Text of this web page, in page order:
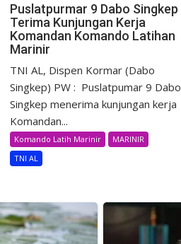
Puslatpurmar 9 Dabo Singkep
Terima Kunjungan Kerja
Komandan Komando Latihan
Marinir
TNI AL, Dispen Kormar (Dabo
Singkep) PW : Puslatpumar 9 Dabo
Singkep menerima kunjungan kerja
Komandan...
Komando Latih Marinir
MARINIR
TNI AL